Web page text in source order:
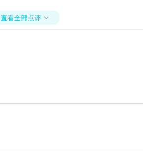
查看全部点评 